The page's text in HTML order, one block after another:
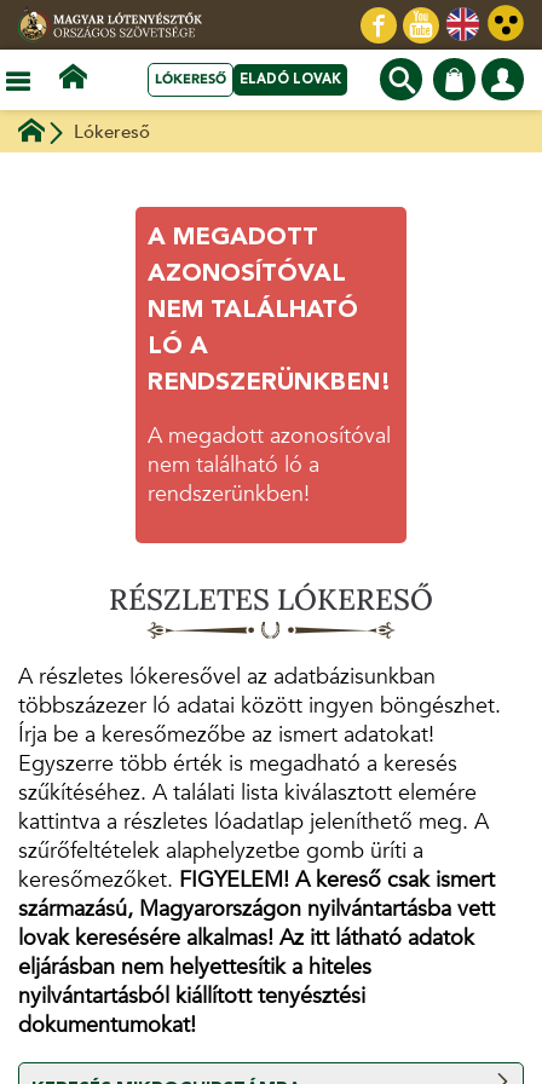
LÓKERESŐ ELADÓ LOVAK
Lókereső
A MEGADOTT
AZONOSÍTÓVAL
NEM TALÁLHATÓ
LÓ A
RENDSZERÜNKBEN!
A megadott azonosítóval
nem található ló a
rendszerünkben!
RÉSZLETES LÓKERESŐ
A részletes lókeresővel az adatbázisunkban
többszázezer ló adatai között ingyen böngészhet.
Írja be a keresőmezőbe az ismert adatokat!
Egyszerre több érték is megadható a keresés
szűkítéséhez. A találati lista kiválasztott elemére
kattintva a részletes lóadatlap jeleníthető meg. A
szűrőfeltételek alaphelyzetbe gomb üríti a
keresőmezőket. FIGYELEM! A kereső csak ismert
származású, Magyarországon nyilvántartásba vett
lovak keresésére alkalmas! Az itt látható adatok
eljárásban nem helyettesítik a hiteles
nyilvántartásból kiállított tenyésztési
dokumentumokat!